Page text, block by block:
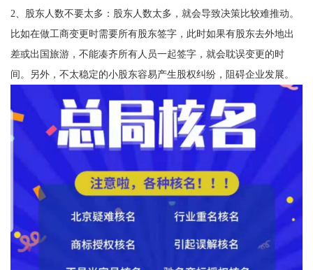
2、股东人数不要太多：股东人数太多，就会导致决策比较难推动。
比如在做工商变更时需要所有股东签字，此时如果有股东去外地出
差或出国旅游，不能凑齐所有人员一起签字，就会耽误变更的时
间。另外，不太稳定的小股东容易产生股权纠纷，阻碍企业发展。